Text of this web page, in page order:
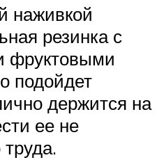
наживкой
резинка с
фруктовыми
подойдет
держится на
ее не
труда.